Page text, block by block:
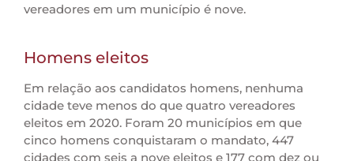
vereadores em um município é nove.
Homens eleitos
Em relação aos candidatos homens, nenhuma
cidade teve menos do que quatro vereadores
eleitos em 2020. Foram 20 municípios em que
cinco homens conquistaram o mandato, 447
cidades com seis a nove eleitos e 177 com dez ou